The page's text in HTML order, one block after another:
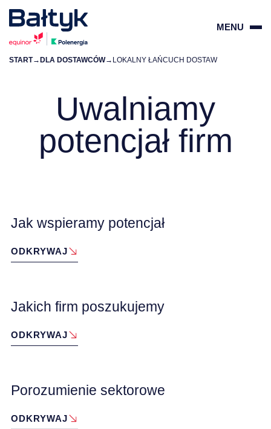
MENU
O PROJEKTACH
ŚRODOWISKO
KARIERA
AKTUALNOŚCI
START→DLA DOSTAWCÓW→ LOKALNY ŁAŃCUCH DOSTAW
Uwalniamy
potencjał firm
Jak wspieramy potencjał
ODKRYWAJ
Jakich firm poszukujemy
ODKRYWAJ
Porozumienie sektorowe
ODKRYWAJ